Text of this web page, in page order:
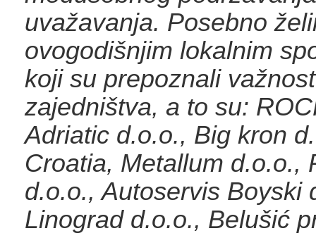
uvažavanja. Posebno
ovogodišnjim lokalnim
koji su prepoznali važnost
zajedništva, a to su:
Adriatic d.o.o., Big kron
Croatia, Metallum d.o.o.,
d.o.o., Autoservis Boyski
Linograd d.o.o., Belušić